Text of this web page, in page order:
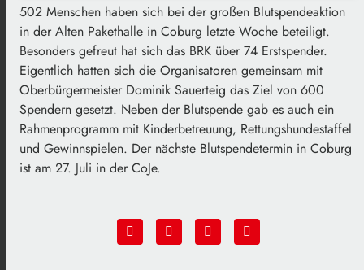
502 Menschen haben sich bei der großen Blutspendeaktion
in der Alten Pakethalle in Coburg letzte Woche beteiligt.
Besonders gefreut hat sich das BRK über 74 Erstspender.
Eigentlich hatten sich die Organisatoren gemeinsam mit
Oberbürgermeister Dominik Sauerteig das Ziel von 600
Spendern gesetzt. Neben der Blutspende gab es auch ein
Rahmenprogramm mit Kinderbetreuung, Rettungshundestaffel
und Gewinnspielen. Der nächste Blutspendetermin in Coburg
ist am 27. Juli in der CoJe.